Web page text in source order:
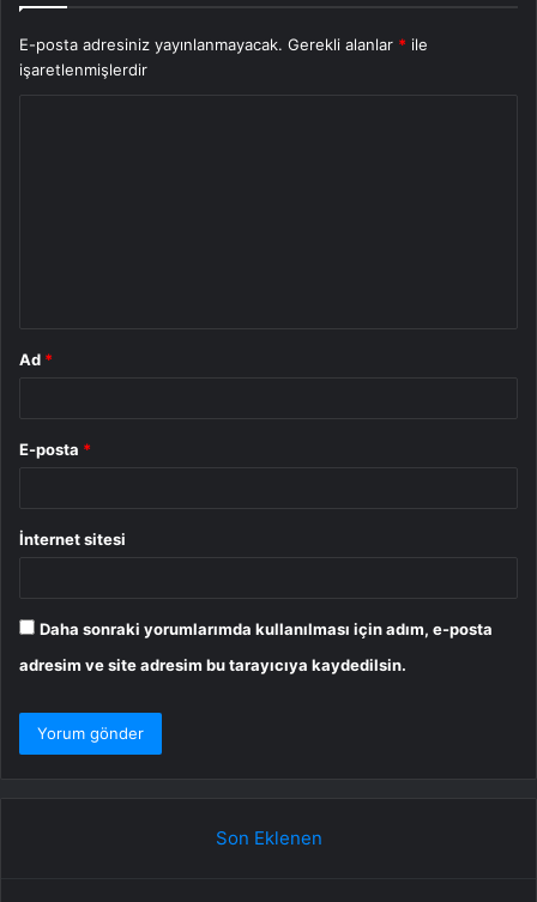
E-posta adresiniz yayınlanmayacak. Gerekli alanlar * ile
işaretlenmişlerdir
Ad *
E-posta *
İnternet sitesi
Daha sonraki yorumlarımda kullanılması için adım, e-posta
adresim ve site adresim bu tarayıcıya kaydedilsin.
Son Eklenen